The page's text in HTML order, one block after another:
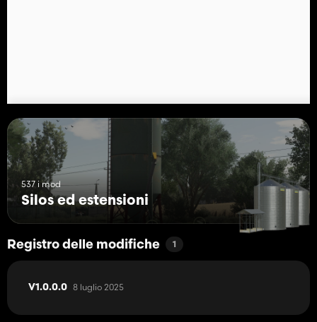
537 i mod
Silos ed estensioni
Registro delle modifiche 1
V1.0.0.0 8 luglio 2025